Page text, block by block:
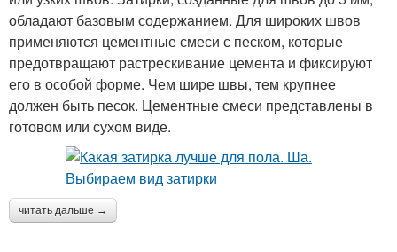
обладают базовым содержанием. Для широких швов
применяются цементные смеси с песком, которые
предотвращают растрескивание цемента и фиксируют
его в особой форме. Чем шире швы, тем крупнее
должен быть песок. Цементные смеси представлены в
готовом или сухом виде.
читать дальше →